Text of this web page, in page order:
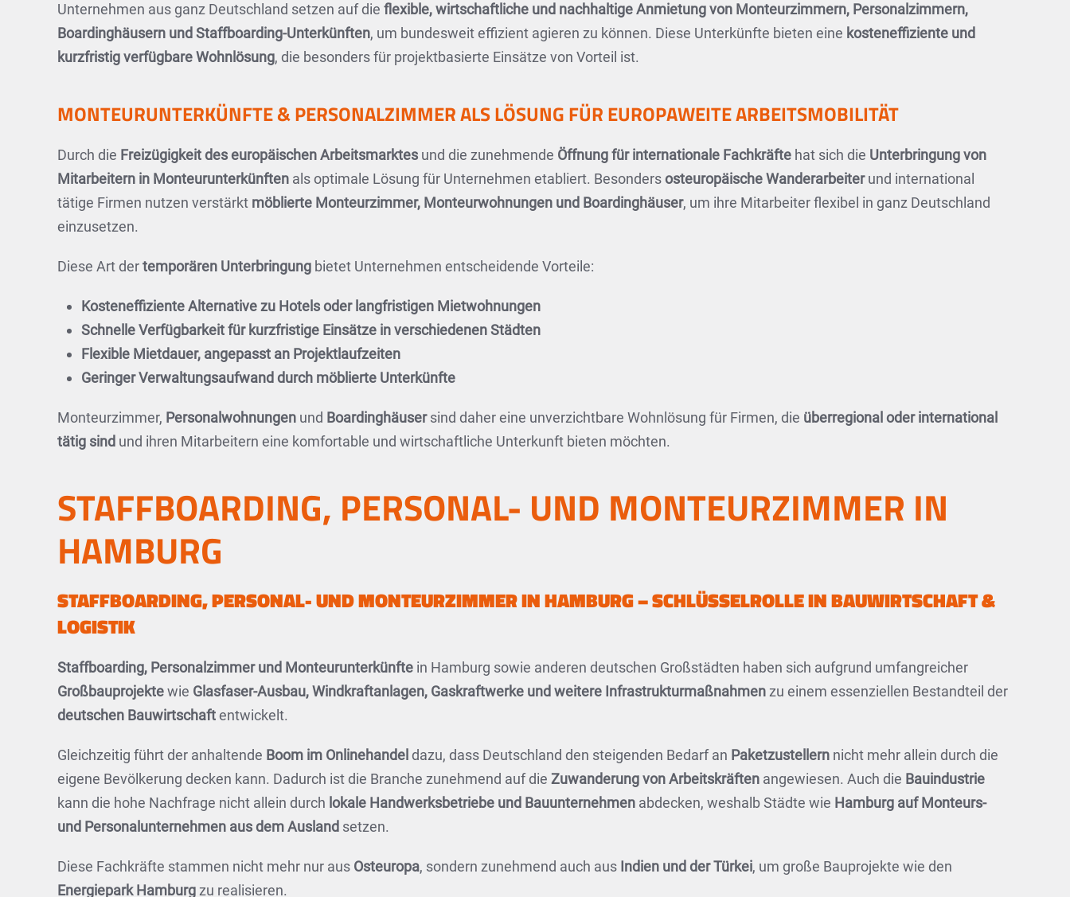
Unternehmen aus ganz Deutschland setzen auf die flexible, wirtschaftliche und nachhaltige Anmietung von Monteurzimmern, Personalzimmern,
Boardinghäusern und Staffboarding-Unterkünften, um bundesweit effizient agieren zu können. Diese Unterkünfte bieten eine kosteneffiziente und
kurzfristig verfügbare Wohnlösung, die besonders für projektbasierte Einsätze von Vorteil ist.
MONTEURUNTERKÜNFTE & PERSONALZIMMER ALS LÖSUNG FÜR EUROPAWEITE ARBEITSMOBILITÄT
Durch die Freizügigkeit des europäischen Arbeitsmarktes und die zunehmende Öffnung für internationale Fachkräfte hat sich die Unterbringung von
Mitarbeitern in Monteurunterkünften als optimale Lösung für Unternehmen etabliert. Besondersosteuropäische Wanderarbeiterund international
tätige Firmen nutzen verstärkt möblierte Monteurzimmer, Monteurwohnungen und Boardinghäuser, um ihre Mitarbeiter flexibel in ganz Deutschland
einzusetzen.
Diese Art dertemporären Unterbringung bietet Unternehmen entscheidende Vorteile:
Kosteneffiziente Alternative zu Hotels oder langfristigen Mietwohnungen
Schnelle Verfügbarkeit für kurzfristige Einsätze in verschiedenen Städten
Flexible Mietdauer, angepasst an Projektlaufzeiten
Geringer Verwaltungsaufwand durch möblierte Unterkünfte
Monteurzimmer, Personalwohnungen und Boardinghäusersind daher eine unverzichtbare Wohnlösung für Firmen, die überregional oder international
tätig sind und ihren Mitarbeitern eine komfortable und wirtschaftliche Unterkunft bieten möchten.
STAFFBOARDING, PERSONAL- UND MONTEURZIMMER IN
HAMBURG
STAFFBOARDING, PERSONAL- UND MONTEURZIMMER IN HAMBURG – SCHLÜSSELROLLE IN BAUWIRTSCHAFT &
LOGISTIK
Staffboarding, Personalzimmer und Monteurunterkünfte in Hamburg sowie anderen deutschen Großstädten haben sich aufgrund umfangreicher
Großbauprojektewie Glasfaser-Ausbau, Windkraftanlagen, Gaskraftwerke und weitere Infrastrukturmaßnahmenzu einem essenziellen Bestandteil der
deutschen Bauwirtschaftentwickelt.
Gleichzeitig führt der anhaltende Boom im Onlinehandel dazu, dass Deutschland den steigenden Bedarf an Paketzustellern nicht mehr allein durch die
eigene Bevölkerung decken kann. Dadurch ist die Branche zunehmend auf die Zuwanderung von Arbeitskräften angewiesen. Auch die Bauindustrie
kann die hohe Nachfrage nicht allein durch lokale Handwerksbetriebe und Bauunternehmen abdecken, weshalb Städte wie Hamburg auf Monteurs-
und Personalunternehmen aus dem Ausland setzen.
Diese Fachkräfte stammen nicht mehr nur aus Osteuropa, sondern zunehmend auch aus Indien und der Türkei, um große Bauprojekte wie den
Energiepark Hamburgzu realisieren.